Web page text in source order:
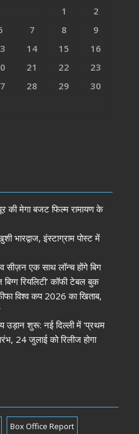
1
2
7 8
9
14 15
16
21 22
23
28 29
30
की मेगा बजट फिल्म रामायण के
भारद्वाज, इंस्टाग्राम पोस्ट में
सीज़न एक साथ लॉन्च होंगे बिग
रियलिटी’ कॉफी टेबल बुक
विश्व कप 2026 का खिताब,
उड़ान शुरू: नई दिल्ली में ‘प्रथम
24 जुलाई को रिलीज होगा
Box Office Report